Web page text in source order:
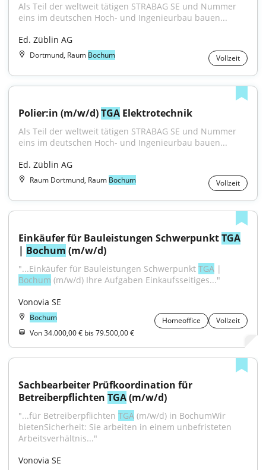
Als Teil der weltweit tätigen STRABAG SE und Nummer
eins im deutschen Hoch- und Ingenieurbau bauen...
Ed. Züblin AG
Dortmund, Raum Bochum Vollzeit
Polier:in (m/w/d) TGA Elektrotechnik
Als Teil der weltweit tätigen STRABAG SE und Nummer
eins im deutschen Hoch- und Ingenieurbau bauen...
Ed. Züblin AG
Raum Dortmund, Raum Bochum Vollzeit
Einkäufer für Bauleistungen Schwerpunkt TGA
| Bochum (m/w/d)
"...Einkäufer für Bauleistungen Schwerpunkt TGA
Bochum (m/w/d) Ihre Aufgaben Einkaufsseitiges..."
Vonovia SE
Bochum Homeoffice
Vollzeit
Von 34.000,00 € bis 79.500,00 €
Sachbearbeiter Prüfkoordination für
Betreiberpflichten TGA (m/w/d)
"...für Betreiberpflichten TGA (m/w/d) in BochumWir
bietenSicherheit: Sie arbeiten in einem unbefristeten
Arbeitsverhältnis..."
Vonovia SE